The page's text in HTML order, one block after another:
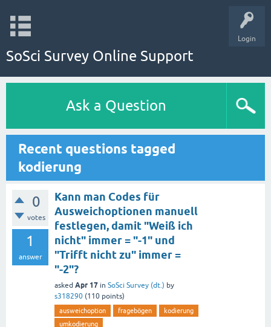
Login
SoSci Survey Online Support
Ask a Question
Recent questions tagged
kodierung
0
votes
1
answer
Kann man Codes für
Ausweichoptionen manuell
festlegen, damit "Weiß ich
nicht" immer = "-1" und
"Trifft nicht zu" immer =
"-2"?
asked Apr 17 in SoSci Survey (dt.) by
s318290 (110 points)
ausweichoption fragebögen
kodierung
umkodierung